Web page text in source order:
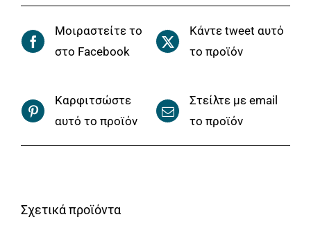
Μοιραστείτε το
στο Facebook
Κάντε tweet αυτό
το προϊόν
Καρφιτσώστε
αυτό το προϊόν
Στείλτε με email
το προϊόν
Σχετικά προϊόντα